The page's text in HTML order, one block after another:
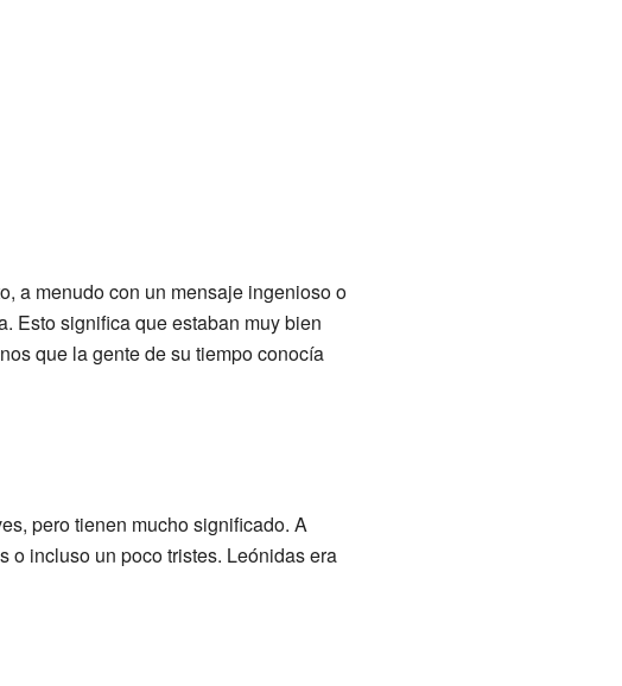
a menudo con un mensaje ingenioso o
Esto significa que estaban muy bien
que la gente de su tiempo conocía
pero tienen mucho significado. A
o incluso un poco tristes. Leónidas era